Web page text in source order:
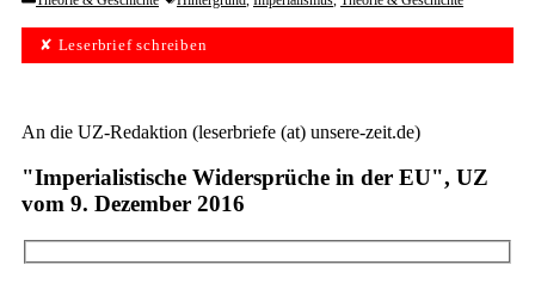
✘ Leserbrief schreiben
An die UZ-Redaktion (leserbriefe (at) unsere-zeit.de)
"Imperialistische Widersprüche in der EU", UZ
vom 9. Dezember 2016